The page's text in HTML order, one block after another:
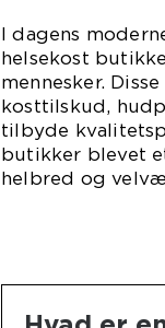
I dagens
helsekost
mennesker.
kosttilskud,
tilbyde
butikker blevet
helbred og